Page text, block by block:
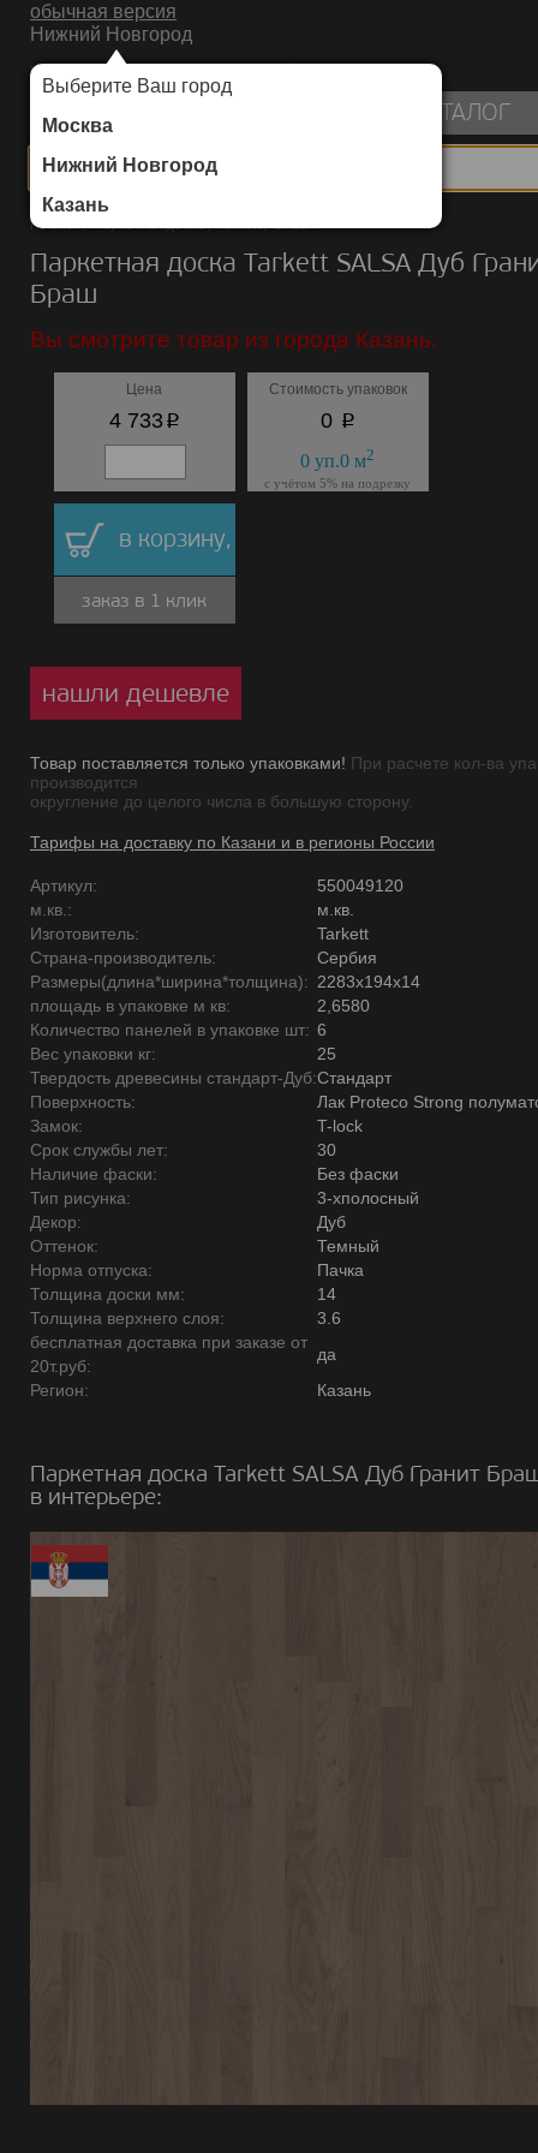
обычная версия
Нижний Новгород
Выберите Ваш город
Москва
Нижний Новгород
Казань
ИНТЕРНЕТ-МАГАЗИН НАПОЛЬНЫХ ПОКРЫТИЙ
КАТАЛОГ
Каталог/Паркетная доска/Tarkett/SALSA
Паркетная доска Tarkett SALSA Дуб
Браш
Вы смотрите товар из города Казань.
Цена
4 733 p
Стоимость упаковок
0 p
0 уп.0 м2
с учётом 5% на подрезку
в корзину,
заказ в 1 клик
нашли дешевле
Товар поставляется только упаковками! При расчете кол-ва
производится
округление до целого числа в большую сторону.
Тарифы на доставку по Казани и в регионы России
Артикул:
550049120
м.кв.:
м.кв.
Изготовитель:
Tarkett
Страна-производитель:
Сербия
Размеры(длина*ширина*толщина): 2283x194x14
площадь в упаковке м кв:
2,6580
Количество панелей в упаковке шт: 6
Вес упаковки кг:
25
Твердость древесины стандарт-Дуб:Стандарт
Поверхность:
Лак Proteco Strong
Замок:
T-lock
Срок службы лет:
30
Наличие фаски:
Без фаски
Тип рисунка:
3-хполосный
Декор:
Дуб
Оттенок:
Темный
Норма отпуска:
Пачка
Толщина доски мм:
14
Толщина верхнего слоя:
3.6
бесплатная доставка при заказе от
20т.руб:
да
Регион:
Казань
Паркетная доска Tarkett SALSA Дуб Гранит
в интерьере: